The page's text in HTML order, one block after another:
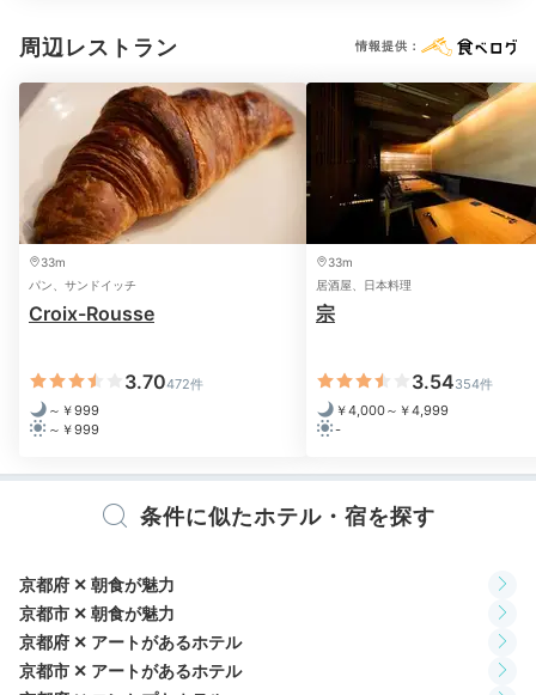
yukokko3706
お部屋にはテレビがないので、夕食後はゆっくり瞑想とかしてまし
Night
21:00
バスルームへ
周辺レストラン 情報提供：
33m
パン、サンドイッチ
Croix-Rousse
3.70472件
～￥999
～￥999
33m
居酒屋、日本料理
宗
3.54354件
￥4,000～￥4,999
-
条件に似たホテル・宿を探す
京都府 ✕ 朝食が魅力
京都市 ✕ 朝食が魅力
京都府 ✕ アートがあるホテル
京都市 ✕ アートがあるホテル